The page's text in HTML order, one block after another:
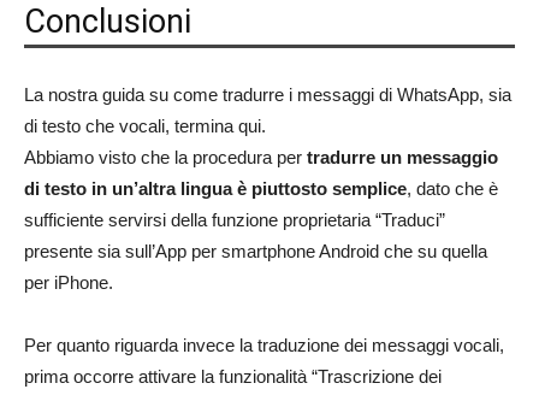
Conclusioni
La nostra guida su come tradurre i messaggi di WhatsApp, sia
di testo che vocali, termina qui.
Abbiamo visto che la procedura per tradurre un messaggio
di testo in un’altra lingua è piuttosto semplice, dato che è
sufficiente servirsi della funzione proprietaria “Traduci”
presente sia sull’App per smartphone Android che su quella
per iPhone.
Per quanto riguarda invece la traduzione dei messaggi vocali,
prima occorre attivare la funzionalità “Trascrizione dei